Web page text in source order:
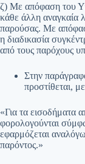
ζ) Με απόφαση του
κάθε άλλη αναγκαία
παρούσας. Με
η διαδικασία
από τους παρόχους
Στην
προστίθεται,
«Για τα εισοδήματα
φορολογούνται
εφαρμόζεται
παρόντος.»